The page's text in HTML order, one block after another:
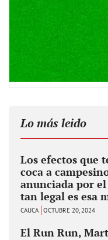
Lo más leido
Los efectos que
coca a
anunciada por
tan legal es esa
CAUCA OCTUBRE 20, 2024
El Run Run,